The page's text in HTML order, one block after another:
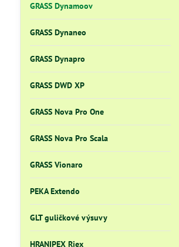
GRASS Dynamoov
GRASS Dynaneo
GRASS Dynapro
GRASS DWD XP
GRASS Nova Pro One
GRASS Nova Pro Scala
GRASS Vionaro
PEKA Extendo
GLT guličkové výsuvy
HRANIPEX Riex